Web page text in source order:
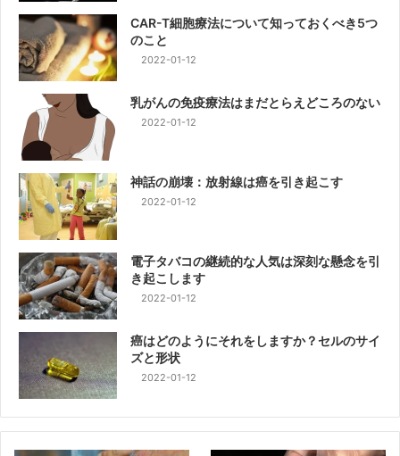
CAR-T細胞療法について知っておくべき5つ
のこと
2022-01-12
乳がんの免疫療法はまだとらえどころのない
2022-01-12
神話の崩壊：放射線は癌を引き起こす
2022-01-12
電子タバコの継続的な人気は深刻な懸念を引
き起こします
2022-01-12
癌はどのようにそれをしますか？セルのサイ
ズと形状
2022-01-12